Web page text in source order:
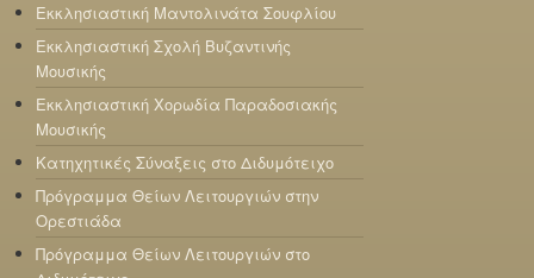
Εκκλησιαστική Μαντολινάτα Σουφλίου
Εκκλησιαστική Σχολή Βυζαντινής
Μουσικής
Εκκλησιαστική Χορωδία Παραδοσιακής
Μουσικής
Κατηχητικές Σύναξεις στο Διδυμότειχο
Πρόγραμμα Θείων Λειτουργιών στην
Ορεστιάδα
Πρόγραμμα Θείων Λειτουργιών στο